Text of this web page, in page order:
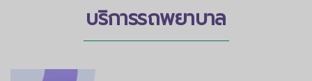
บริการรถพยาบาล